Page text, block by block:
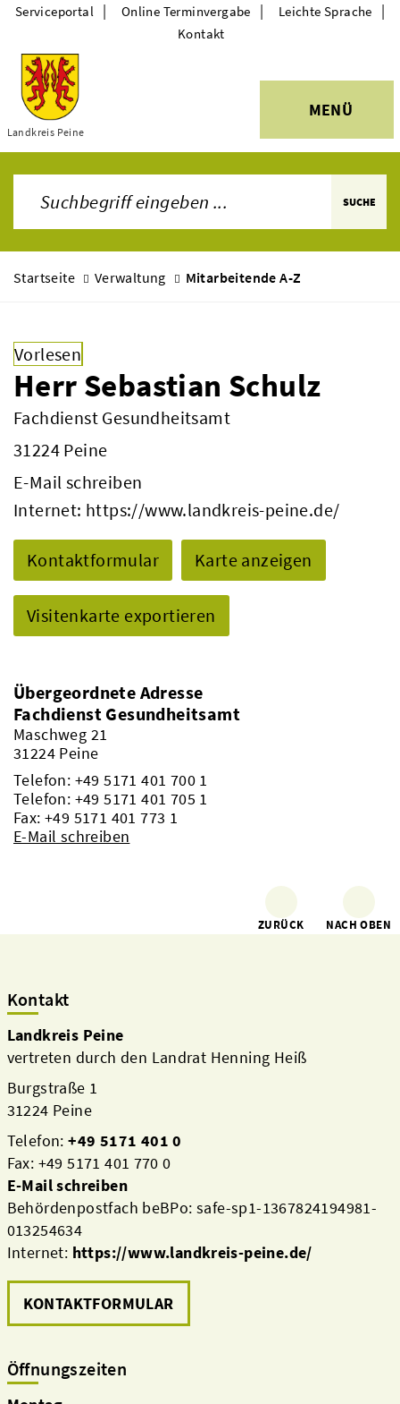
Themen
Landkreis Peine
MENÜ
Serviceportal | Online Terminvergabe | Leichte Sprache |
Kontakt
SUCHE
Startseite Verwaltung Mitarbeitende A-Z
Vorlesen
Herr Sebastian Schulz
Fachdienst Gesundheitsamt
31224 Peine
E-Mail schreiben
Internet: https://www.landkreis-peine.de/
Kontaktformular Karte anzeigen
Visitenkarte exportieren
Übergeordnete Adresse
Fachdienst Gesundheitsamt
Maschweg 21
31224 Peine
Telefon: +49 5171 401 700 1
Telefon: +49 5171 401 705 1
Fax: +49 5171 401 773 1
E-Mail schreiben
ZURÜCK NACH OBEN
Kontakt
Landkreis Peine
vertreten durch den Landrat Henning Heiß
Burgstraße 1
31224 Peine
Telefon:+49 5171 401 0
Fax: +49 5171 401 770 0
E-Mail schreiben
Behördenpostfach beBPo: safe-sp1-1367824194981-
013254634
Internet: https://www.landkreis-peine.de/
KONTAKTFORMULAR
Öffnungszeiten